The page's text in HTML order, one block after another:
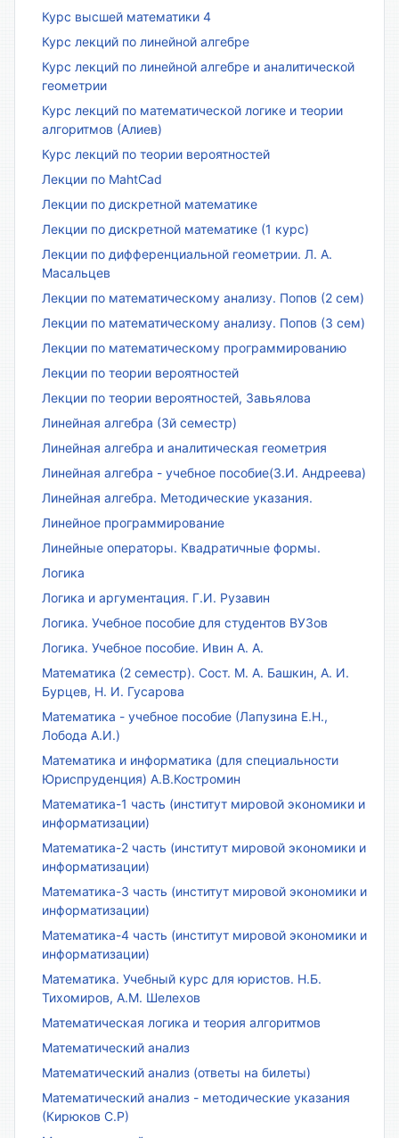
Курс высшей математики 4
Курс лекций по линейной алгебре
Курс лекций по линейной алгебре и аналитической
геометрии
Курс лекций по математической логике и теории
алгоритмов (Алиев)
Курс лекций по теории вероятностей
Лекции по MahtCad
Лекции по дискретной математике
Лекции по дискретной математике (1 курс)
Лекции по дифференциальной геометрии. Л. А.
Масальцев
Лекции по математическому анализу. Попов (2 сем)
Лекции по математическому анализу. Попов (3 сем)
Лекции по математическому программированию
Лекции по теории вероятностей
Лекции по теории вероятностей, Завьялова
Линейная алгебра (3й семестр)
Линейная алгебра и аналитическая геометрия
Линейная алгебра - учебное пособие(З.И. Андреева)
Линейная алгебра. Методические указания.
Линейное программирование
Линейные операторы. Квадратичные формы.
Логика
Логика и аргументация. Г.И. Рузавин
Логика. Учебное пособие для студентов ВУЗов
Логика. Учебное пособие. Ивин А. А.
Математика (2 семестр). Сост. М. А. Башкин, А. И.
Бурцев, Н. И. Гусарова
Математика - учебное пособие (Лапузина Е.Н.,
Лобода А.И.)
Математика и информатика (для специальности
Юриспруденция) А.В.Костромин
Математика-1 часть (институт мировой экономики и
информатизации)
Математика-2 часть (институт мировой экономики и
информатизации)
Математика-3 часть (институт мировой экономики и
информатизации)
Математика-4 часть (институт мировой экономики и
информатизации)
Математика. Учебный курс для юристов. Н.Б.
Тихомиров, А.М. Шелехов
Математическая логика и теория алгоритмов
Математический анализ
Математический анализ (ответы на билеты)
Математический анализ - методические указания
(Кирюков С.Р)